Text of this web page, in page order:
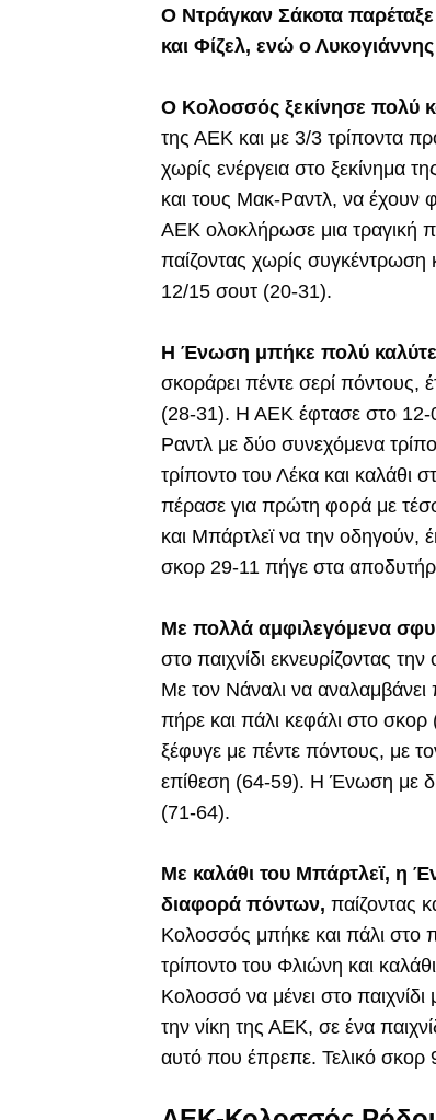
Ο Ντράγκαν Σάκοτα
και Φίζελ, ενώ ο
Ο Κολοσσός ξεκίνησε πολύ
της ΑΕΚ και με 3/3 τρίποντα
χωρίς ενέργεια στο ξεκίνημα
και τους Μακ-Ραντλ, να έχουν
ΑΕΚ ολοκλήρωσε μια τραγική
παίζοντας χωρίς συγκέντρωση
12/15 σουτ (20-31).
Η Ένωση μπήκε πολύ
σκοράρει πέντε σερί πόντους,
(28-31). Η ΑΕΚ έφτασε στο 12-
Ραντλ με δύο συνεχόμενα
τρίποντο του Λέκα και
πέρασε για πρώτη φορά με
και Μπάρτλεϊ να την οδηγούν,
σκορ 29-11 πήγε στα
Με πολλά αμφιλεγόμενα
στο παιχνίδι εκνευρίζοντας
Με τον Νάναλι να
πήρε και πάλι κεφάλι στο
ξέφυγε με πέντε πόντους, με
επίθεση (64-59). Η Ένωση με
(71-64).
Με καλάθι του Μπάρτλεϊ, η
διαφορά πόντων, παίζοντας
Κολοσσός μπήκε και πάλι στο
τρίποντο του Φλιώνη και
Κολοσσό να μένει στο
την νίκη της ΑΕΚ, σε ένα
αυτό που έπρεπε. Τελικό σκορ